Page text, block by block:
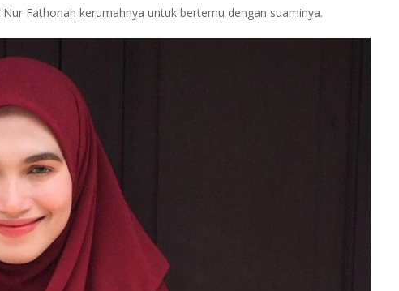
Fathonah kerumahnya untuk bertemu dengan suaminya.